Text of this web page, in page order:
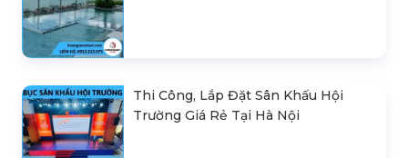
Thi Công, Lắp Đặt Sân Khấu Hội
Trường Giá Rẻ Tại Hà Nội